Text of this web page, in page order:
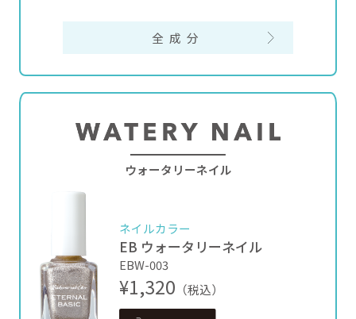
全成分
ウォータリーネイル
ネイルカラー
EB ウォータリーネイル
EBW-003
¥1,320 （税込）